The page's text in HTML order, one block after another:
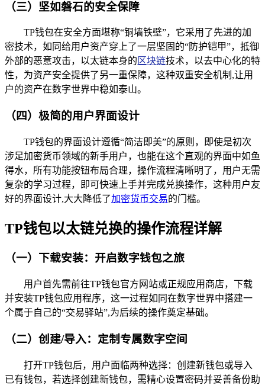
（三）坚如磐石的安全保障
TP钱包在安全方面堪称“铜墙铁壁”，它采用了先进的加
密技术，如同给用户资产穿上了一层坚固的“防护铠甲”，抵御
外部的恶意攻击，以太链本身的 区块链技术，以去中心化的特
性，为资产安全提供了另一重保障，这种双重安全机制,让用
户的资产在数字世界中稳如泰山。
（四）极简的用户界面设计
TP钱包的界面设计遵循“简洁即美”的原则，即使是初次
涉足加密货币领域的新手用户，也能在这个直观的界面中如鱼
得水，所有功能按钮布局合理，操作流程清晰明了，用户无需
复杂的学习过程，即可快速上手并完成兑换操作，这种用户友
好的界面设计,大大降低了加密货币交易的门槛。
TP钱包以太链兑换的操作流程详解
（一）下载安装：开启数字钱包之旅
用户首先需前往TP钱包官方网站或正规应用商店，下载
并安装TP钱包应用程序，这一过程如同在数字世界中搭建一
个属于自己的“交易驿站”,为后续的操作奠定基础。
（二）创建/导入：定制专属数字空间
打开TP钱包后，用户面临两种选择：创建新钱包或导入
已有钱包，若选择创建新钱包，需精心设置密码并妥善备份助